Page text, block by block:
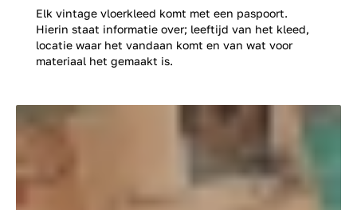
Elk vintage vloerkleed komt met een paspoort.
Hierin staat informatie over; leeftijd van het kleed,
locatie waar het vandaan komt en van wat voor
materiaal het gemaakt is.